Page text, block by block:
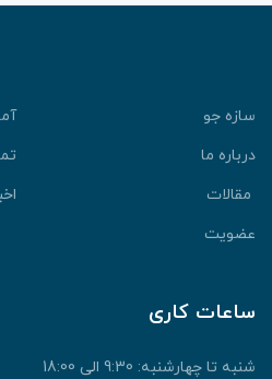
سازه جو
درباره ما
مقالات
عضویت
ساعات کاری
شنبه تا چهارشنبه: 9:30 الی 18:00